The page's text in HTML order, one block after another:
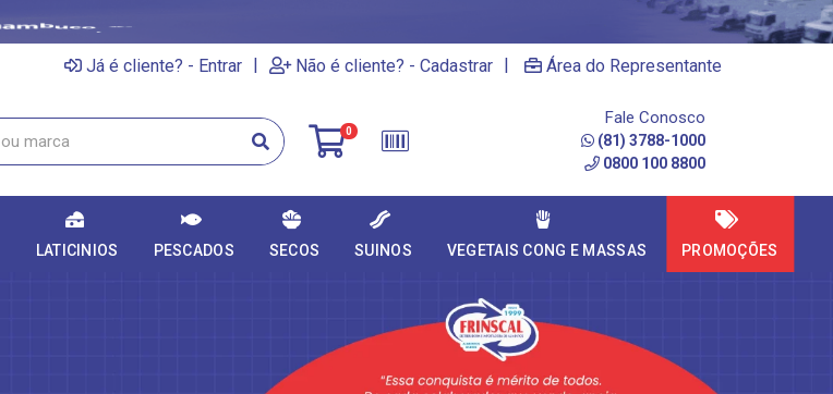
Já é cliente? - Entrar | Não é cliente? - Cadastrar | Área do Representante
0
Fale Conosco
(81) 3788-1000
0800 100 8800
LATICINIOS PESCADOS SECOS SUINOS VEGETAIS CONG E MASSAS PROMOÇÕES